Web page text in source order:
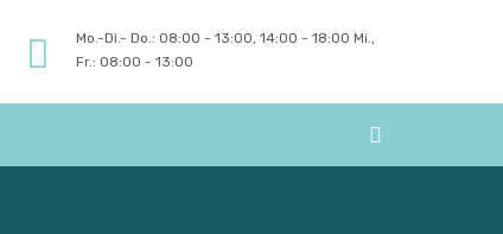
Mo.-Di.- Do.: 08:00 - 13:00, 14:00 - 18:00 Mi.,
Fr.: 08:00 - 13:00